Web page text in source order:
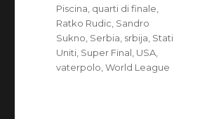
Piscina quarti di finale
Ratko Rudic Sandro
Sukno Serbia srbija Stati
Uniti Super Final USA
vaterpolo ,World League